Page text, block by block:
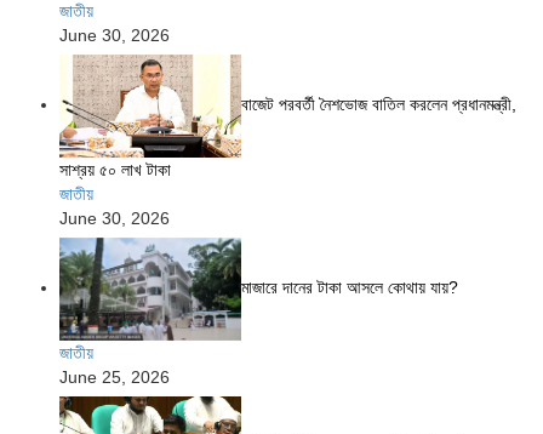
জাতীয়
June 30, 2026
বাজেট পরবর্তী নৈশভোজ বাতিল করলেন প্রধানমন্ত্রী,
সাশ্রয় ৫০ লাখ টাকা
জাতীয়
June 30, 2026
মাজারে দানের টাকা আসলে কোথায় যায়?
জাতীয়
June 25, 2026